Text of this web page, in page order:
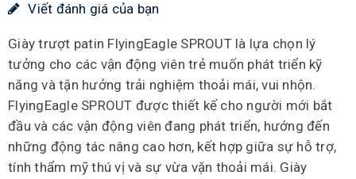
Viết đánh giá của bạn
Giày trượt patin FlyingEagle SPROUT là lựa chọn lý
tưởng cho các vận động viên trẻ muốn phát triển kỹ
năng và tận hưởng trải nghiệm thoải mái, vui nhộn.
FlyingEagle SPROUT được thiết kế cho người mới bắt
đầu và các vận động viên đang phát triển, hướng đến
những động tác nâng cao hơn, kết hợp giữa sự hỗ trợ,
tính thẩm mỹ thú vị và sự vừa vặn thoải mái. Giày